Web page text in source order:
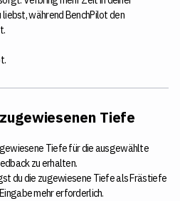
während BenchPilot den
Tiefe
Tiefe für die ausgewählte
zu erhalten.
du die zugewiesene Tiefe als Frästiefe
mehr erforderlich.